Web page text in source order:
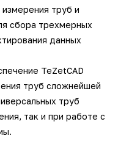
труб и
сбора трехмерных
данных
TeZetCAD
труб сложнейшей
труб
так и при работе с